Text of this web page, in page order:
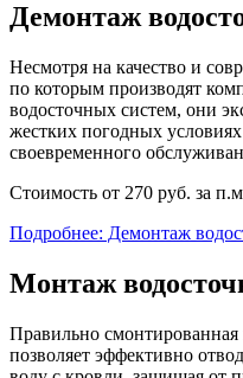
Демонтаж
Несмотря на качество и
по которым производят
водосточных систем, они
жестких погодных
своевременного
Стоимость от 270 руб. за
Подробнее: Демонтаж
Монтаж
Правильно смонтированная
позволяет эффективно